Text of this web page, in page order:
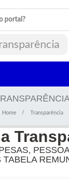
Home Transparência
TABELA